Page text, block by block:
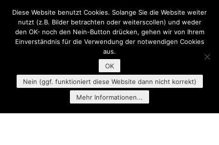
MENU
Diese Website benutzt Cookies. Solange Sie die Website weiter
nutzt (z.B. Bilder betrachten oder weiterscollen) und weder
den OK- noch den Nein-Button drücken, gehen wir von Ihrem
Einverständnis für die Verwendung der notwendigen Cookies
aus.
OK
Nein (ggf. funktioniert diese Website dann nicht korrekt)
Mehr Informationen...